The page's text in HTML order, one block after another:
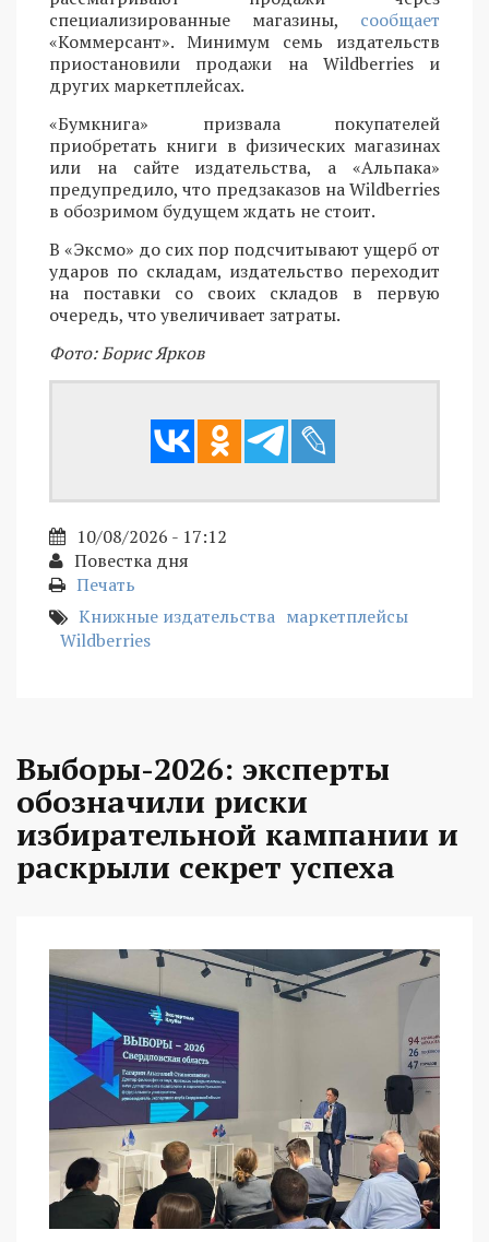
специализированные магазины, сообщает
«Коммерсант». Минимум семь издательств
приостановили продажи на Wildberries и
других маркетплейсах.
«Бумкнига» призвала покупателей
приобретать книги в физических магазинах
или на сайте издательства, а «Альпака»
предупредило, что предзаказов на Wildberries
в обозримом будущем ждать не стоит.
В «Эксмо» до сих пор подсчитывают ущерб от
ударов по складам, издательство переходит
на поставки со своих складов в первую
очередь, что увеличивает затраты.
Фото: Борис Ярков
10/08/2026 - 17:12
Повестка дня
Печать
Книжные издательства маркетплейсы
Wildberries
Выборы-2026: эксперты
обозначили риски
избирательной кампании и
раскрыли секрет успеха